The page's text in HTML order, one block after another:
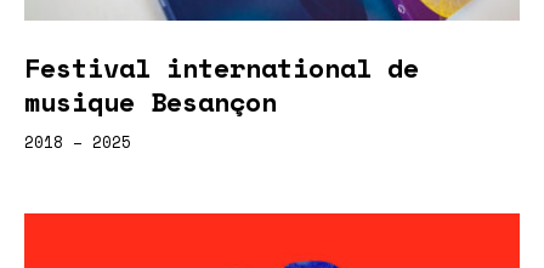
Festival international de
musique Besançon
2018 – 2025